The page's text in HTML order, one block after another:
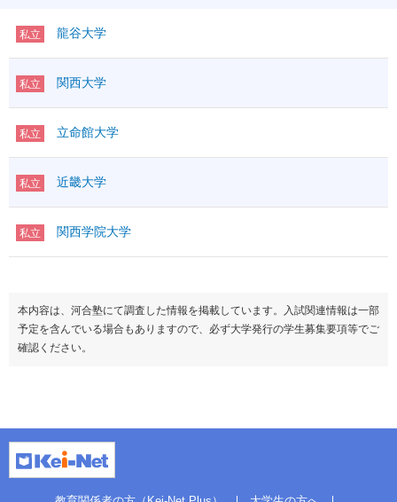
私立 龍谷大学
私立 関西大学
私立 立命館大学
私立 近畿大学
私立 関西学院大学
本内容は、河合塾にて調査した情報を掲載しています。入試関連情報は一部
予定を含んでいる場合もありますので、必ず大学発行の学生募集要項等でご
確認ください。